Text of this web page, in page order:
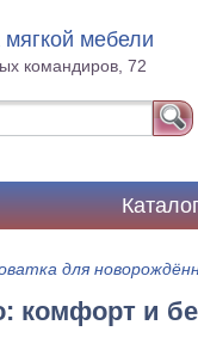
мебели
командиров, 72
для
комфорт и